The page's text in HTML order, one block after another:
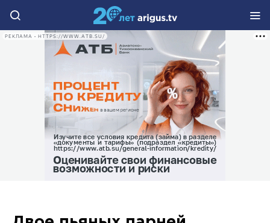
РЕКЛАМА • HTTPS://WWW.ATB.SU/